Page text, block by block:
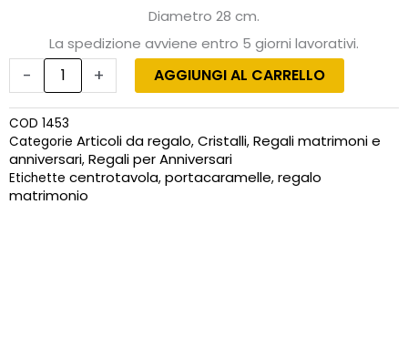
Diametro 28 cm.
La spedizione avviene entro 5 giorni lavorativi.
-
Centrotavola
cristallo
e
argento
con
rosa
porcellana
quantità
+ AGGIUNGI AL CARRELLO
COD 1453
Categorie Articoli da regalo, Cristalli, Regali matrimoni e
anniversari, Regali per Anniversari
Etichette centrotavola, portacaramelle, regalo
matrimonio